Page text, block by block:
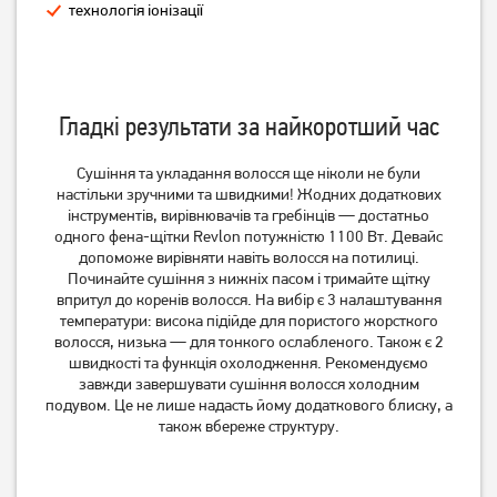
Мультистайлер Rowenta
INFINITE LOOKS 14 IN1
CF4231F0
грн
2 399грн
Вирівнювач волосся
Rowenta SF 7510
3 319грн
2 649грн
технологія іонізації
Гладкі результати за найкоротший час
Сушіння та укладання волосся ще ніколи не були
настільки зручними та швидкими! Жодних додаткових
інструментів, вирівнювачів та гребінців — достатньо
одного фена-щітки Revlon потужністю 1100 Вт. Девайс
допоможе вирівняти навіть волосся на потилиці.
Починайте сушіння з нижніх пасом і тримайте щітку
впритул до коренів волосся. На вибір є 3 налаштування
температури: висока підійде для пористого жорсткого
волосся, низька — для тонкого ослабленого. Також є 2
швидкості та функція охолодження. Рекомендуємо
завжди завершувати сушіння волосся холодним
подувом. Це не лише надасть йому додаткового блиску, а
також вбереже структуру.